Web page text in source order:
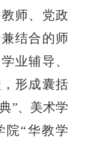
师、党政
结合的师
业辅导、
形成囊括
”、美术学
院“华教学